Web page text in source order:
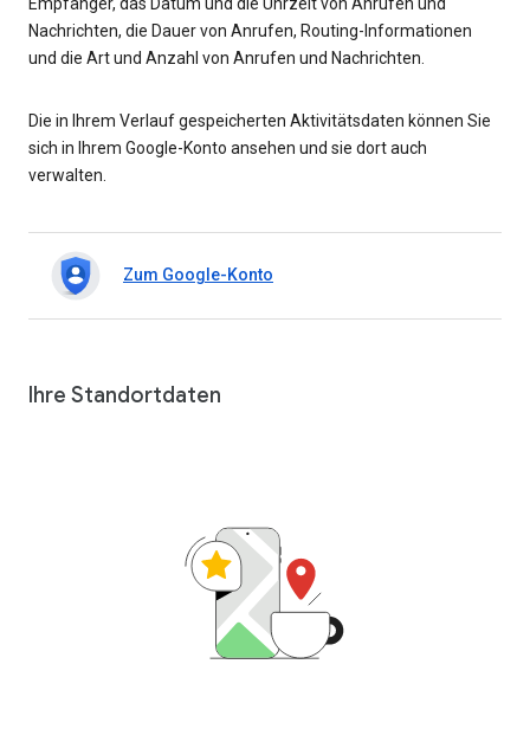
Empfänger, das Datum und die Uhrzeit von Anrufen und
Nachrichten, die Dauer von Anrufen, Routing-Informationen
und die Art und Anzahl von Anrufen und Nachrichten.
Die in Ihrem Verlauf gespeicherten Aktivitätsdaten können Sie
sich in Ihrem Google-Konto ansehen und sie dort auch
verwalten.
Zum Google-Konto
Ihre Standortdaten